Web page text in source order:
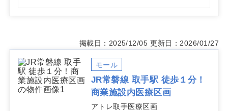
掲載日：2025/12/05 更新日：2026/01/27
モール
JR常磐線 取手駅 徒歩１分！
商業施設内医療区画
アトレ取手医療区画